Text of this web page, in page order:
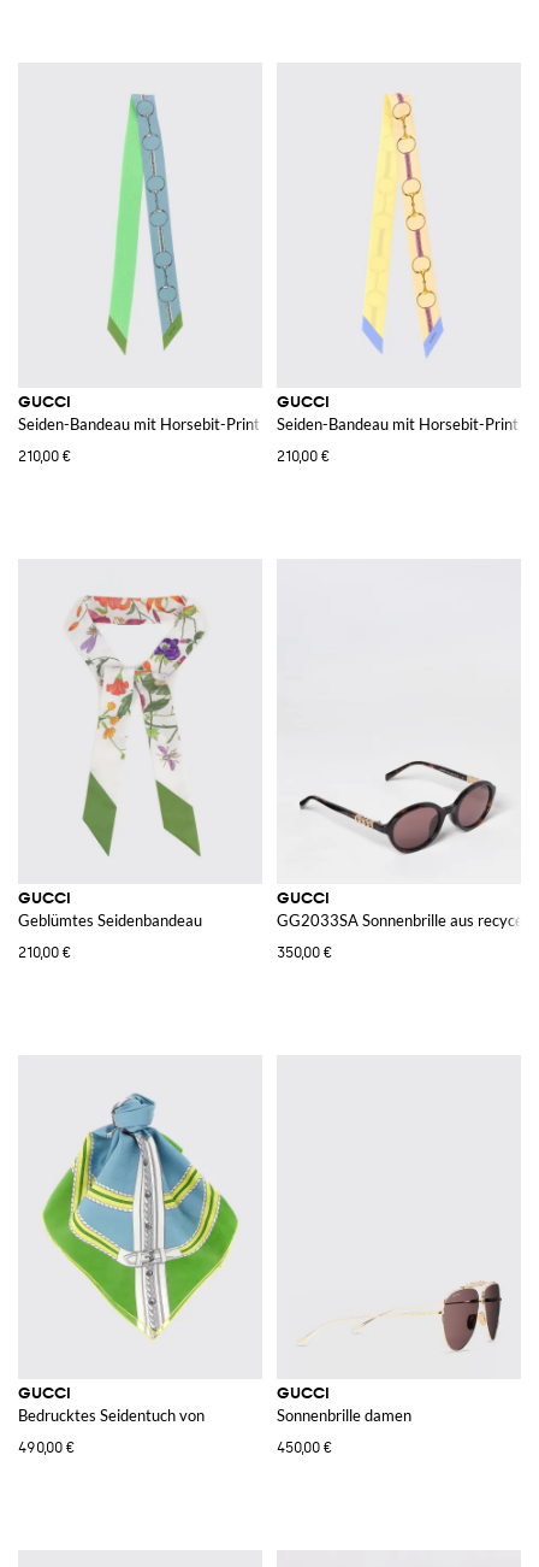
GUCCI
Seiden-Bandeau mit Horsebit-Print
210,00 €
GUCCI
Seiden-Bandeau mit Horsebit-Print
210,00 €
GUCCI
Geblümtes Seidenbandeau
210,00 €
GUCCI
GG2033SA Sonnenbrille aus
350,00 €
GUCCI
Bedrucktes Seidentuch von
490,00 €
GUCCI
Sonnenbrille damen
450,00 €